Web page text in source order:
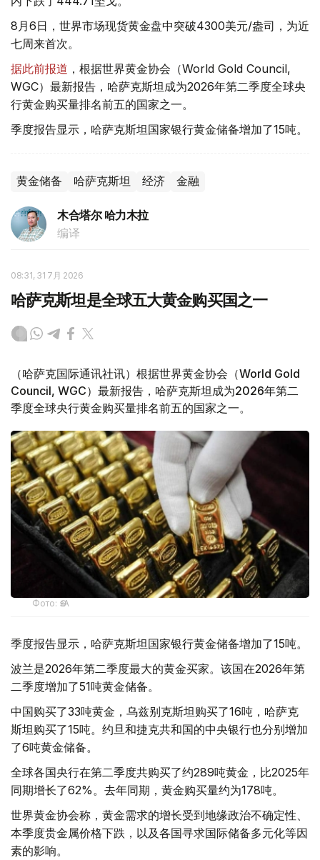
8月6日，世界市场现货黄金盘中突破4300美元/盎司，为近
七周来首次。
据此前报道 ，根据世界黄金协会（World Gold Council,
WGC）最新报告，哈萨克斯坦成为2026年第二季度全球央
行黄金购买量排名前五的国家之一。
季度报告显示，哈萨克斯坦国家银行黄金储备增加了15吨。
黄金储备 哈萨克斯坦 经济 金融
木合塔尔 哈力木拉
编译
08:31, 31 7月 2026
哈萨克斯坦是全球五大黄金购买国之一
（哈萨克国际通讯社讯）根据世界黄金协会（World Gold
Council, WGC）最新报告，哈萨克斯坦成为2026年第二
季度全球央行黄金购买量排名前五的国家之一。
Фото: ӨзА
季度报告显示，哈萨克斯坦国家银行黄金储备增加了15吨。
波兰是2026年第二季度最大的黄金买家。该国在2026年第
二季度增加了51吨黄金储备。
中国购买了33吨黄金，乌兹别克斯坦购买了16吨，哈萨克
斯坦购买了15吨。约旦和捷克共和国的中央银行也分别增加
了6吨黄金储备。
全球各国央行在第二季度共购买了约289吨黄金，比2025年
同期增长了62%。去年同期，黄金购买量约为178吨。
世界黄金协会称，黄金需求的增长受到地缘政治不确定性、
本季度贵金属价格下跌，以及各国寻求国际储备多元化等因
素的影响。